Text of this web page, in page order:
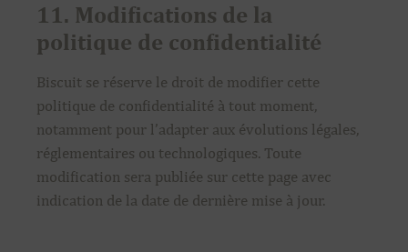
11. Modifications de la
politique de confidentialité
Biscuit se réserve le droit de modifier cette
politique de confidentialité à tout moment,
notamment pour l’adapter aux évolutions légales,
réglementaires ou technologiques. Toute
modification sera publiée sur cette page avec
indication de la date de dernière mise à jour.